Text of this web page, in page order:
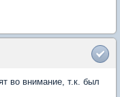
во внимание, т.к. был